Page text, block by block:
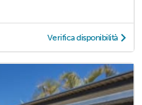
Verifica disponibilità